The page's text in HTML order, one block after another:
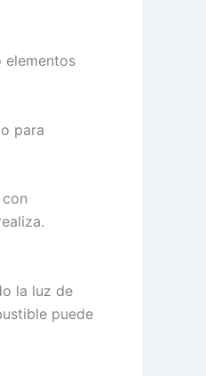
elementos
para
la luz de
puede